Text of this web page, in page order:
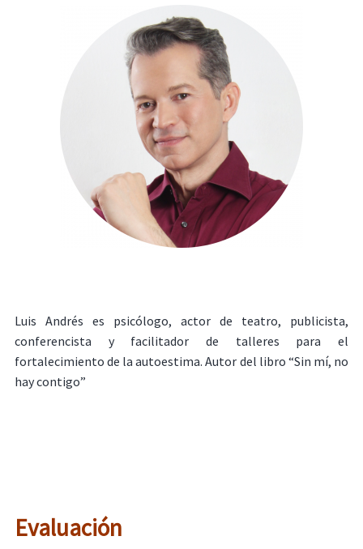
Luis Andrés es psicólogo, actor de teatro, publicista,
conferencista y facilitador de talleres para el
fortalecimiento de la autoestima. Autor del libro “Sin mí, no
hay contigo”
Evaluación